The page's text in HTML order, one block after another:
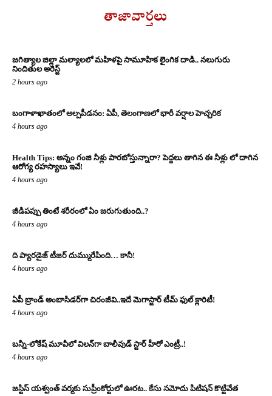
తాజావార్తలు
జగిత్యాల జిల్లా మల్యాలలో మహిళపై సామూహిక లైంగిక దాడి.. నలుగురు
నిందితుల అరెస్ట్
2 hours ago
బంగాళాఖాతంలో అల్పపీడనం: ఏపీ, తెలంగాణలో భారీ వర్షాల హెచ్చరిక
4 hours ago
Health Tips: అన్నం గంజి నీళ్లు పారబోస్తున్నారా? పెద్దలు తాగిన ఈ నీళ్లు లో దాగిన
ఆరోగ్య రహస్యాలు ఇవే!
4 hours ago
జీడిపప్పు తింటే శరీరంలో ఏం జరుగుతుంది..?
4 hours ago
ది ప్యారడైజ్ టీజర్ దుమ్మురేపింది… కానీ!
4 hours ago
ఏపీ బ్రాండ్ అంబాసిడర్‌గా చిరంజీవి..ఇదే మెగాస్టార్ టీమ్ ఫుల్ క్లారిటీ!
4 hours ago
బన్నీ-లోకేష్ మూవీలో విలన్‌గా బాలీవుడ్ స్టార్ హీరో ఎంట్రీ..!
4 hours ago
జస్టిస్ యశ్వంత్ వర్మకు సుప్రీంకోర్టులో ఊరట.. కేసు నమోదు పిటిషన్ కొట్టివేత